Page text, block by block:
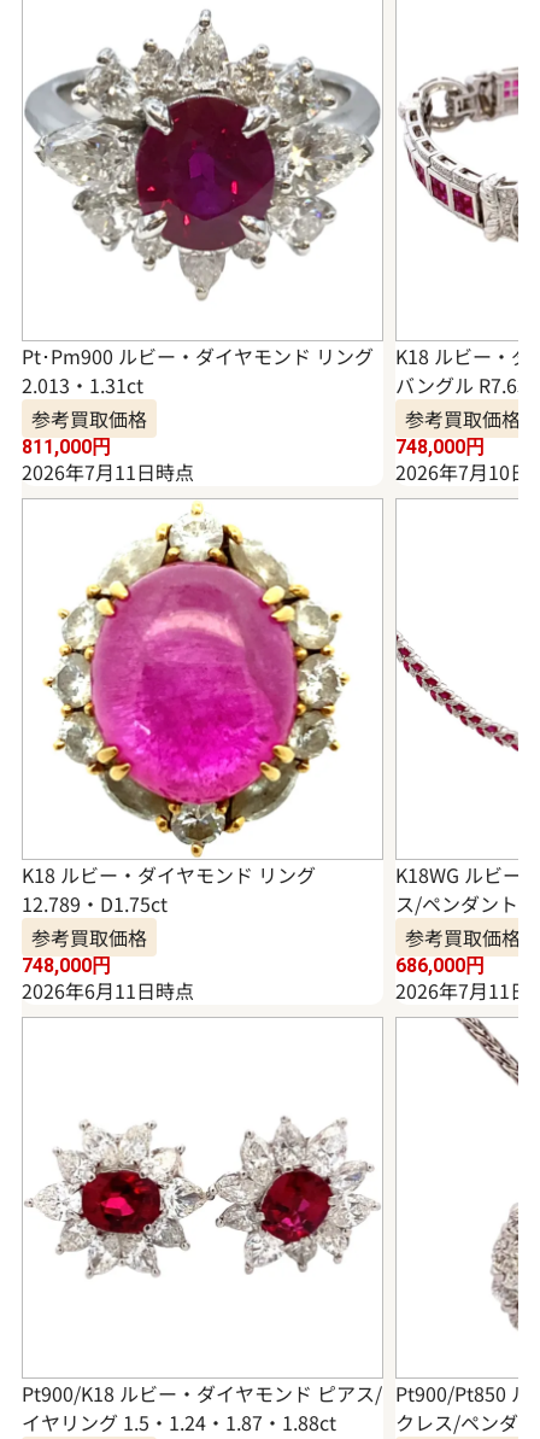
Pt･Pm900 ルビー・ダイヤモンド リング
2.013・1.31ct
参考買取価格
811,000円
2026年7月11日時点
K18 ルビー・
バングル R7.65
参考買取価格
748,000円
2026年7月10日
K18 ルビー・ダイヤモンド リング
12.789・D1.75ct
参考買取価格
748,000円
2026年6月11日時点
K18WG ルビー
ス/ペンダント
参考買取価格
686,000円
2026年7月11日
Pt900/K18 ルビー・ダイヤモンド ピアス/
イヤリング 1.5・1.24・1.87・1.88ct
Pt900/Pt850 ル
クレス/ペンダ